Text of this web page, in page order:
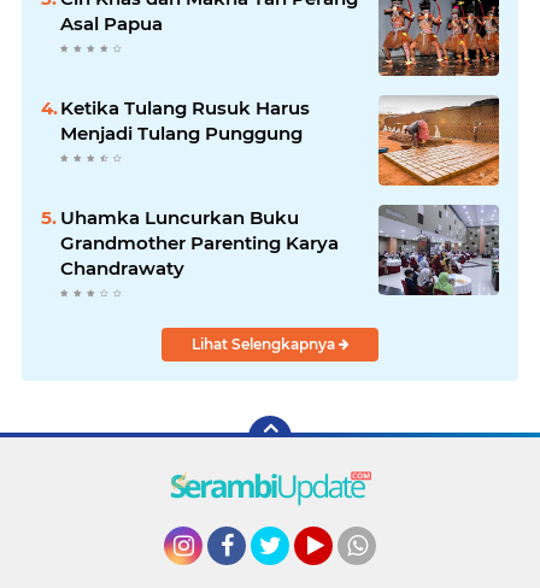
Asal Papua
Ketika Tulang Rusuk Harus
Menjadi Tulang Punggung
Uhamka Luncurkan Buku
Grandmother Parenting Karya
Chandrawaty
Lihat Selengkapnya